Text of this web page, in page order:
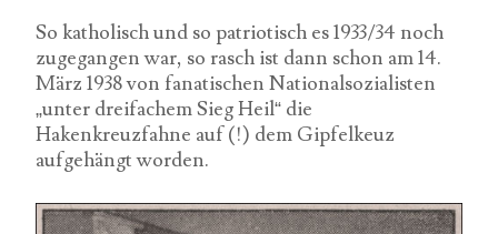
So katholisch und so patriotisch es 1933/34 noch
zugegangen war, so rasch ist dann schon am 14.
März 1938 von fanatischen Nationalsozialisten
„unter dreifachem Sieg Heil“ die
Hakenkreuzfahne auf (!) dem Gipfelkeuz
aufgehängt worden.